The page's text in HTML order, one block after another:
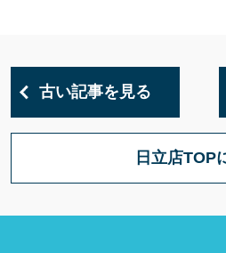
古い記事を見る
日立店TOP